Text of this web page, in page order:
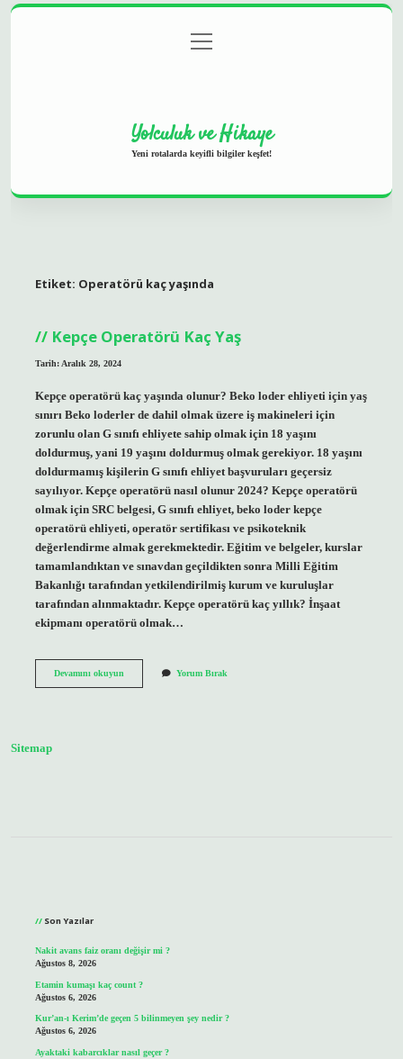
Gizlilik Politikası
menüyü
aç
Yolculuk ve Hikaye
Yeni rotalarda keyifli bilgiler keşfet!
Etiket: Operatörü kaç yaşında
Kepçe Operatörü Kaç Yaş
Tarih: Aralık 28, 2024
Kepçe operatörü kaç yaşında olunur? Beko loder ehliyeti için yaş
sınırı Beko loderler de dahil olmak üzere iş makineleri için
zorunlu olan G sınıfı ehliyete sahip olmak için 18 yaşını
doldurmuş, yani 19 yaşını doldurmuş olmak gerekiyor. 18 yaşını
doldurmamış kişilerin G sınıfı ehliyet başvuruları geçersiz
sayılıyor. Kepçe operatörü nasıl olunur 2024? Kepçe operatörü
olmak için SRC belgesi, G sınıfı ehliyet, beko loder kepçe
operatörü ehliyeti, operatör sertifikası ve psikoteknik
değerlendirme almak gerekmektedir. Eğitim ve belgeler, kurslar
tamamlandıktan ve sınavdan geçildikten sonra Milli Eğitim
Bakanlığı tarafından yetkilendirilmiş kurum ve kuruluşlar
tarafından alınmaktadır. Kepçe operatörü kaç yıllık? İnşaat
ekipmanı operatörü olmak…
Devamını okuyunKepçe
Yorum Bırak
Sitemap
Son Yazılar
Nakit avans faiz oranı değişir mi ?
Ağustos 8, 2026
Etamin kumaşı kaç count ?
Ağustos 6, 2026
Kur’an-ı Kerim’de geçen 5 bilinmeyen şey nedir ?
Ağustos 6, 2026
Ayaktaki kabarcıklar nasıl geçer ?